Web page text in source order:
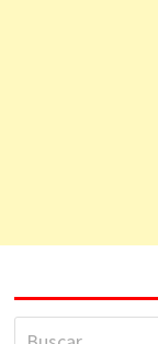
Buscar: